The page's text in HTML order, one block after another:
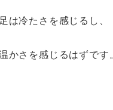
は冷たさを感じるし、
かさを感じるはずです。